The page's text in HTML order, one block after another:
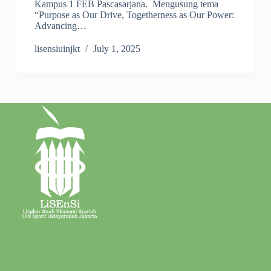
Kampus 1 FEB Pascasarjana. Mengusung tema
“Purpose as Our Drive, Togetherness as Our Power:
Advancing…
lisensiuinjkt July 1, 2025